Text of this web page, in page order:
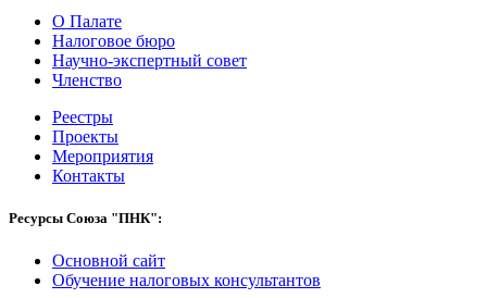
О Палате
Налоговое бюро
Научно-экспертный совет
Членство
Реестры
Проекты
Мероприятия
Контакты
Ресурсы Союза "ПНК":
Основной сайт
Обучение налоговых консультантов